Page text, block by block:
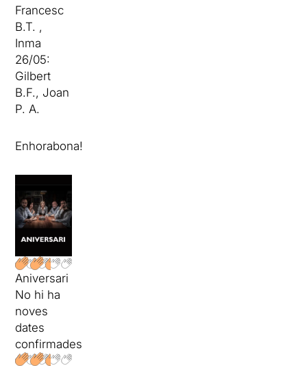
Francesc
B.T. ,
Inma
26/05:
Gilbert
B.F., Joan
P. A.
Enhorabona!
Aniversari
No hi ha
noves
dates
confirmades